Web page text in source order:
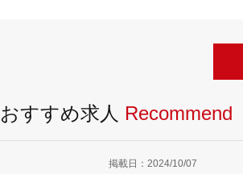
おすすめ求人 Recommend
掲載日：2024/10/07